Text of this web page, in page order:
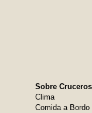
Sobre Cruceros
Clima
Comida a Bordo